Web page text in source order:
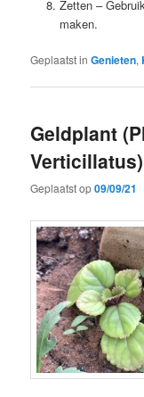
Zetten –
maken.
Geplaatst in Genieten,
Geldplant
Verticillatus)
Geplaatst op09/09/21